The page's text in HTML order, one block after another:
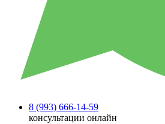
8 (993) 666-14-59
консультации онлайн